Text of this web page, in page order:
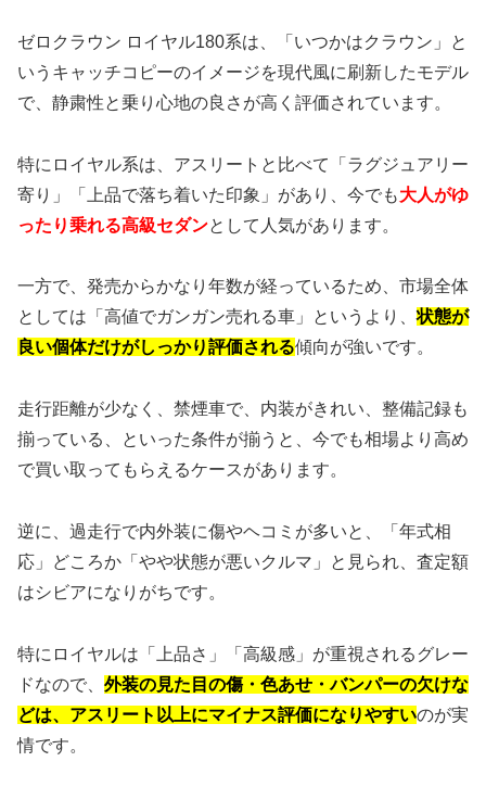
ゼロクラウン ロイヤル180系は、「いつかはクラウン」と
いうキャッチコピーのイメージを現代風に刷新したモデル
で、静粛性と乗り心地の良さが高く評価されています。
特にロイヤル系は、アスリートと比べて「ラグジュアリー
寄り」「上品で落ち着いた印象」があり、今でも大人がゆ
ったり乗れる高級セダンとして人気があります。
一方で、発売からかなり年数が経っているため、市場全体
としては「高値でガンガン売れる車」というより、状態が
良い個体だけがしっかり評価される傾向が強いです。
走行距離が少なく、禁煙車で、内装がきれい、整備記録も
揃っている、といった条件が揃うと、今でも相場より高め
で買い取ってもらえるケースがあります。
逆に、過走行で内外装に傷やヘコミが多いと、「年式相
応」どころか「やや状態が悪いクルマ」と見られ、査定額
はシビアになりがちです。
特にロイヤルは「上品さ」「高級感」が重視されるグレー
ドなので、 外装の見た目の傷・色あせ・バンパーの欠けな
どは、アスリート以上にマイナス評価になりやすいのが実
情です。